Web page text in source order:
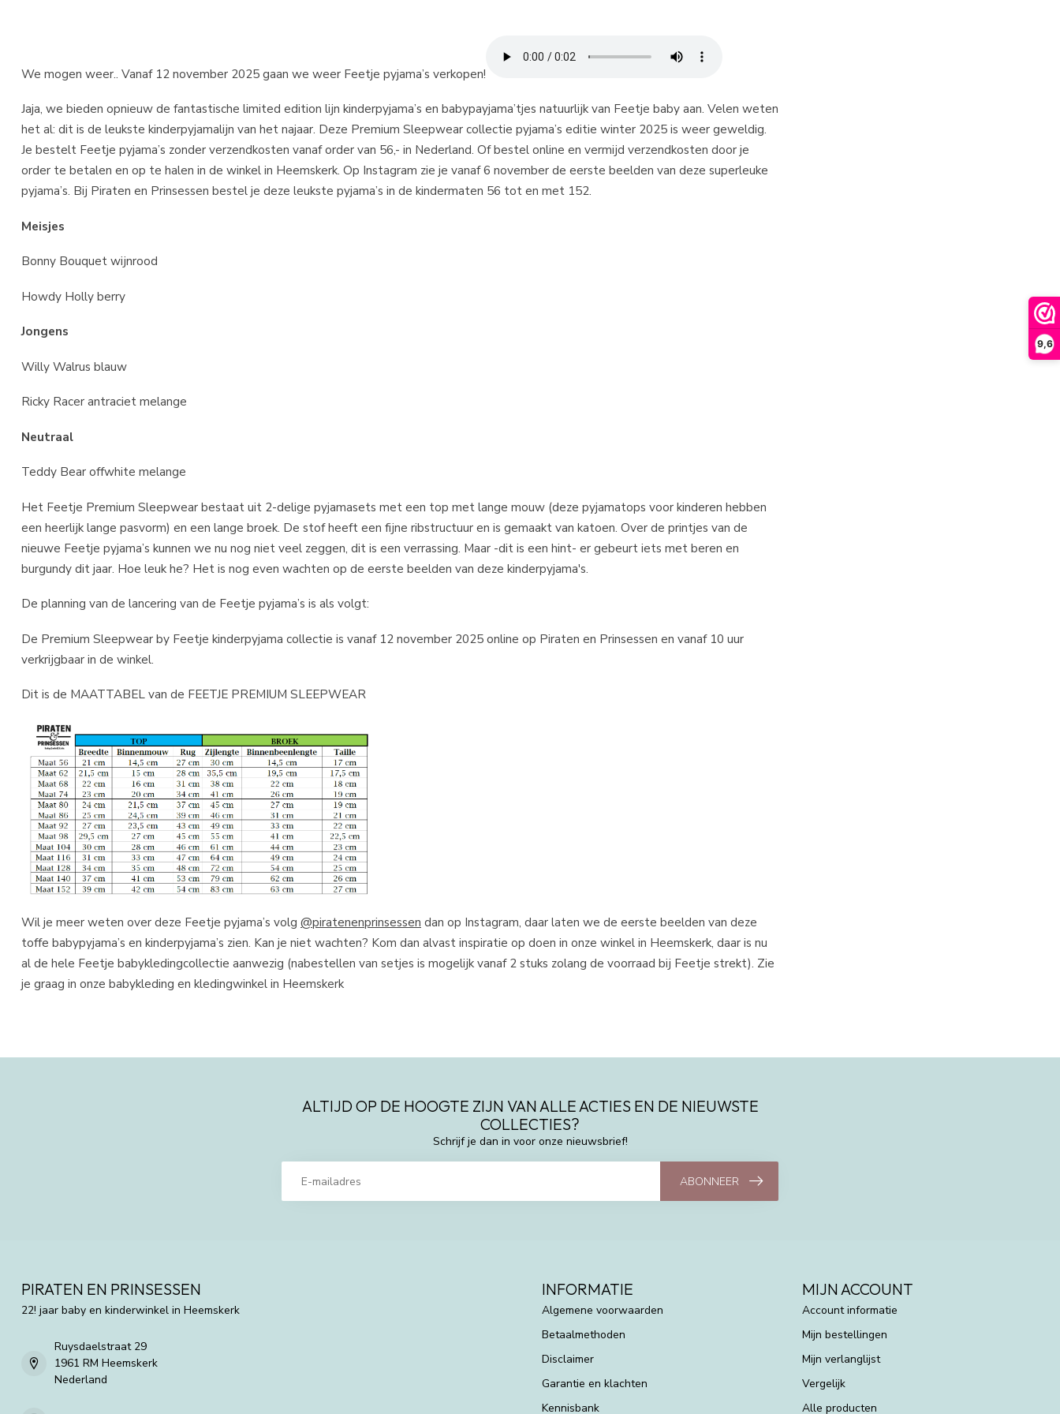
9,6
We mogen weer.. Vanaf 12 november 2025 gaan we weer Feetje pyjama’s verkopen!
Jaja, we bieden opnieuw de fantastische limited edition lijn kinderpyjama’s en babypayjama’tjes natuurlijk van Feetje baby aan. Velen weten
het al: dit is de leukste kinderpyjamalijn van het najaar. Deze Premium Sleepwear collectie pyjama’s editie winter 2025 is weer geweldig.
Je bestelt Feetje pyjama’s zonder verzendkosten vanaf order van 56,- in Nederland. Of bestel online en vermijd verzendkosten door je
order te betalen en op te halen in de winkel in Heemskerk. Op Instagram zie je vanaf 6 november de eerste beelden van deze superleuke
pyjama’s. Bij Piraten en Prinsessen bestel je deze leukste pyjama’s in de kindermaten 56 tot en met 152.
Meisjes
Bonny Bouquet wijnrood
Howdy Holly berry
Jongens
Willy Walrus blauw
Ricky Racer antraciet melange
Neutraal
Teddy Bear offwhite melange
Het Feetje Premium Sleepwear bestaat uit 2-delige pyjamasets met een top met lange mouw (deze pyjamatops voor kinderen hebben
een heerlijk lange pasvorm) en een lange broek. De stof heeft een fijne ribstructuur en is gemaakt van katoen. Over de printjes van de
nieuwe Feetje pyjama’s kunnen we nu nog niet veel zeggen, dit is een verrassing. Maar -dit is een hint- er gebeurt iets met beren en
burgundy dit jaar. Hoe leuk he? Het is nog even wachten op de eerste beelden van deze kinderpyjama's.
De planning van de lancering van de Feetje pyjama’s is als volgt:
De Premium Sleepwear by Feetje kinderpyjama collectie is vanaf 12 november 2025 online op Piraten en Prinsessen en vanaf 10 uur
verkrijgbaar in de winkel.
Dit is de MAATTABEL van de FEETJE PREMIUM SLEEPWEAR
Wil je meer weten over deze Feetje pyjama’s volg @piratenenprinsessen dan op Instagram, daar laten we de eerste beelden van deze
toffe babypyjama’s en kinderpyjama’s zien. Kan je niet wachten? Kom dan alvast inspiratie op doen in onze winkel in Heemskerk, daar is nu
al de hele Feetje babykledingcollectie aanwezig (nabestellen van setjes is mogelijk vanaf 2 stuks zolang de voorraad bij Feetje strekt). Zie
je graag in onze babykleding en kledingwinkel in Heemskerk
ALTIJD OP DE HOOGTE ZIJN VAN ALLE ACTIES EN DE NIEUWSTE
COLLECTIES?
Schrijf je dan in voor onze nieuwsbrief!
ABONNEER
PIRATEN EN PRINSESSEN
22! jaar baby en kinderwinkel in Heemskerk
Ruysdaelstraat 29
1961 RM Heemskerk
Nederland
INFORMATIE
Algemene voorwaarden
Betaalmethoden
Disclaimer
Garantie en klachten
Kennisbank
MIJN ACCOUNT
Account informatie
Mijn bestellingen
Mijn verlanglijst
Vergelijk
Alle producten